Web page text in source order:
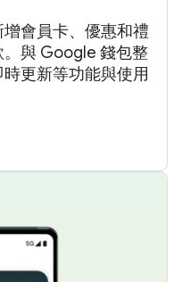
會員卡、優惠和禮
與 Google 錢包整
更新等功能與使用